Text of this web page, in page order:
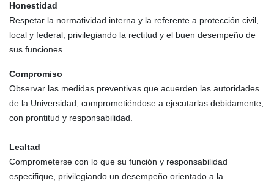
Honestidad
Respetar la normatividad interna y la referente a protección civil,
local y federal, privilegiando la rectitud y el buen desempeño de
sus funciones.
Compromiso
Observar las medidas preventivas que acuerden las autoridades
de la Universidad, comprometiéndose a ejecutarlas debidamente,
con prontitud y responsabilidad.
Lealtad
Comprometerse con lo que su función y responsabilidad
especifique, privilegiando un desempeño orientado a la